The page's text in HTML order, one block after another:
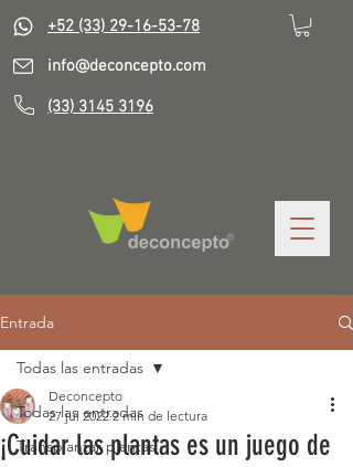
+52 (33) 29-16-53-78
info@deconcepto.com
(33) 3145 3196
Entrada
Todas las entradas
Transplantar plantas
Todas las entradas
¡Cuidar las plantas es un juego de
Deconcepto
27 jul 2022 2 min de lectura